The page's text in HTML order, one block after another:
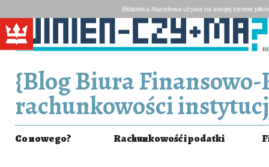
Biblioteka Narodowa używa na swojej stronie
{Blog Biura
rachunkowości
Co nowego? Rachunkowość i podatki